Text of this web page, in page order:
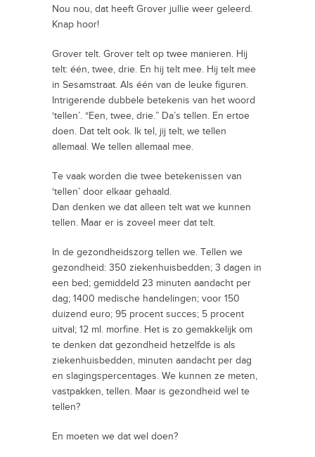
Nou nou, dat heeft Grover jullie weer geleerd.
Knap hoor!
Grover telt. Grover telt op twee manieren. Hij
telt: één, twee, drie. En hij telt mee. Hij telt mee
in Sesamstraat. Als één van de leuke figuren.
Intrigerende dubbele betekenis van het woord
‘tellen’. “Een, twee, drie.” Da’s tellen. En ertoe
doen. Dat telt ook. Ik tel, jij telt, we tellen
allemaal. We tellen allemaal mee.
Te vaak worden die twee betekenissen van
‘tellen’ door elkaar gehaald.
Dan denken we dat alleen telt wat we kunnen
tellen. Maar er is zoveel meer dat telt.
In de gezondheidszorg tellen we. Tellen we
gezondheid: 350 ziekenhuisbedden; 3 dagen in
een bed; gemiddeld 23 minuten aandacht per
dag; 1400 medische handelingen; voor 150
duizend euro; 95 procent succes; 5 procent
uitval; 12 ml. morfine. Het is zo gemakkelijk om
te denken dat gezondheid hetzelfde is als
ziekenhuisbedden, minuten aandacht per dag
en slagingspercentages. We kunnen ze meten,
vastpakken, tellen. Maar is gezondheid wel te
tellen?
En moeten we dat wel doen?